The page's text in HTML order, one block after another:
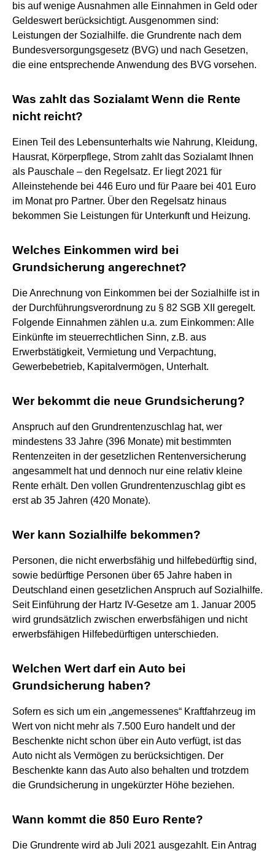
bis auf wenige Ausnahmen alle Einnahmen in Geld oder
Geldeswert berücksichtigt. Ausgenommen sind:
Leistungen der Sozialhilfe. die Grundrente nach dem
Bundesversorgungsgesetz (BVG) und nach Gesetzen,
die eine entsprechende Anwendung des BVG vorsehen.
Was zahlt das Sozialamt Wenn die Rente
nicht reicht?
Einen Teil des Lebensunterhalts wie Nahrung, Kleidung,
Hausrat, Körperpflege, Strom zahlt das Sozialamt Ihnen
als Pauschale – den Regelsatz. Er liegt 2021 für
Alleinstehende bei 446 Euro und für Paare bei 401 Euro
im Monat pro Partner. Über den Regelsatz hinaus
bekommen Sie Leistungen für Unterkunft und Heizung.
Welches Einkommen wird bei
Grundsicherung angerechnet?
Die Anrechnung von Einkommen bei der Sozialhilfe ist in
der Durchführungsverordnung zu § 82 SGB XII geregelt.
Folgende Einnahmen zählen u.a. zum Einkommen: Alle
Einkünfte im steuerrechtlichen Sinn, z.B. aus
Erwerbstätigkeit, Vermietung und Verpachtung,
Gewerbebetrieb, Kapitalvermögen, Unterhalt.
Wer bekommt die neue Grundsicherung?
Anspruch auf den Grundrentenzuschlag hat, wer
mindestens 33 Jahre (396 Monate) mit bestimmten
Rentenzeiten in der gesetzlichen Rentenversicherung
angesammelt hat und dennoch nur eine relativ kleine
Rente erhält. Den vollen Grundrentenzuschlag gibt es
erst ab 35 Jahren (420 Monate).
Wer kann Sozialhilfe bekommen?
Personen, die nicht erwerbsfähig und hilfebedürftig sind,
sowie bedürftige Personen über 65 Jahre haben in
Deutschland einen gesetzlichen Anspruch auf Sozialhilfe.
Seit Einführung der Hartz IV-Gesetze am 1. Januar 2005
wird grundsätzlich zwischen erwerbsfähigen und nicht
erwerbsfähigen Hilfebedürftigen unterschieden.
Welchen Wert darf ein Auto bei
Grundsicherung haben?
Sofern es sich um ein „angemessenes“ Kraftfahrzeug im
Wert von nicht mehr als 7.500 Euro handelt und der
Beschenkte nicht schon über ein Auto verfügt, ist das
Auto nicht als Vermögen zu berücksichtigen. Der
Beschenkte kann das Auto also behalten und trotzdem
die Grundsicherung in ungekürzter Höhe beziehen.
Wann kommt die 850 Euro Rente?
Die Grundrente wird ab Juli 2021 ausgezahlt. Ein Antrag